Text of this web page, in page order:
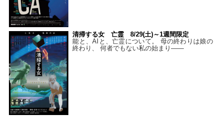
清掃する女 亡霊 8/29(土)～1週間限定
能と、AIと、亡霊について。 母の終わりは娘の
終わり、 何者でもない私の始まり――